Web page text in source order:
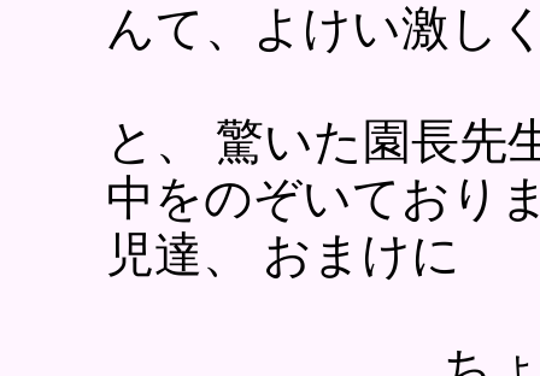
んて、よけい激し
と、 驚いた園長先
中をのぞいており
児達、 おまけに